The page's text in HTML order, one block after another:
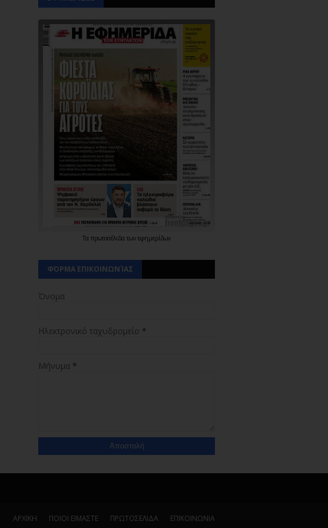
Τα πρωτοσέλιδα των εφημερίδων
ΦΌΡΜΑ ΕΠΙΚΟΙΝΩΝΊΑΣ
Όνομα
Ηλεκτρονικό ταχυδρομείο *
Μήνυμα *
ΑΡΧΙΚΗ ΠΟΙΟΙ ΕΙΜΑΣΤΕ ΠΡΩΤΟΣΕΛΙΔΑ ΕΠΙΚΟΙΝΩΝΙΑ